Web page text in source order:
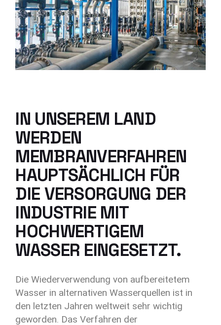
IN UNSEREM LAND
WERDEN
MEMBRANVERFAHREN
HAUPTSÄCHLICH FÜR
DIE VERSORGUNG DER
INDUSTRIE MIT
HOCHWERTIGEM
WASSER EINGESETZT.
Die Wiederverwendung von aufbereitetem
Wasser in alternativen Wasserquellen ist in
den letzten Jahren weltweit sehr wichtig
geworden. Das Verfahren der